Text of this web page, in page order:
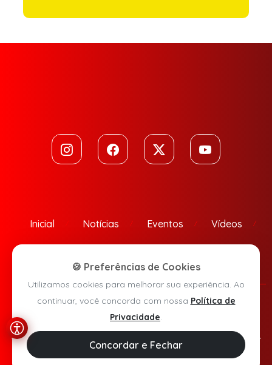
Inicial Notícias Eventos Vídeos
Política de Privacidade
Agora Sudoeste © 2026 - Todos os direitos reservados.
🍪 Preferências de Cookies
Utilizamos cookies para melhorar sua experiência. Ao
continuar, você concorda com nossa Política de
Privacidade.
Concordar e Fechar